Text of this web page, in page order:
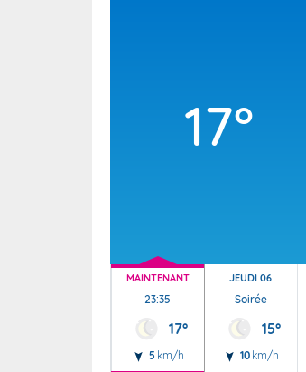
17°
MAINTENANT
23:35
17°
5 km/h
JEUDI 06
Soirée
15°
10 km/h